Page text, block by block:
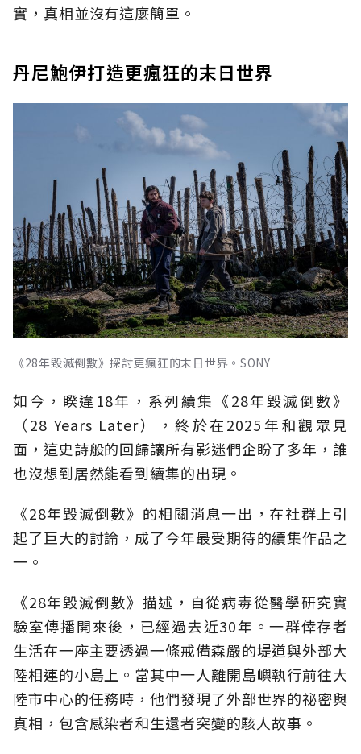
實，真相並沒有這麼簡單。
丹尼鮑伊打造更瘋狂的末日世界
《28年毀滅倒數》探討更瘋狂的末日世界。SONY
如今，睽違18年，系列續集《28年毀滅倒數》
（28 Years Later），終於在2025年和觀眾見
面，這史詩般的回歸讓所有影迷們企盼了多年，誰
也沒想到居然能看到續集的出現。
《28年毀滅倒數》的相關消息一出，在社群上引
起了巨大的討論，成了今年最受期待的續集作品之
一。
《28年毀滅倒數》描述，自從病毒從醫學研究實
驗室傳播開來後，已經過去近30年。一群倖存者
生活在一座主要透過一條戒備森嚴的堤道與外部大
陸相連的小島上。當其中一人離開島嶼執行前往大
陸市中心的任務時，他們發現了外部世界的祕密與
真相，包含感染者和生還者突變的駭人故事。